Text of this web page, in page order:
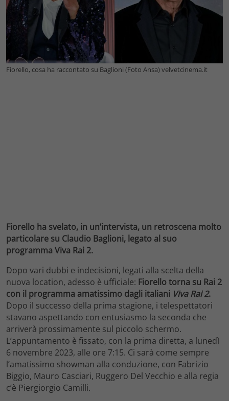
Fiorello, cosa ha raccontato su Baglioni (Foto Ansa) velvetcinema.it
Fiorello ha svelato, in un’intervista, un retroscena molto
particolare su Claudio Baglioni, legato al suo
programma Viva Rai 2.
Dopo vari dubbi e indecisioni, legati alla scelta della
nuova location, adesso è ufficiale: Fiorello torna su Rai 2
con il programma amatissimo dagli italiani Viva Rai 2.
Dopo il successo della prima stagione, i telespettatori
stavano aspettando con entusiasmo la seconda che
arriverà prossimamente sul piccolo schermo.
L’appuntamento è fissato, con la prima diretta, a lunedì
6 novembre 2023, alle ore 7:15. Ci sarà come sempre
l’amatissimo showman alla conduzione, con Fabrizio
Biggio, Mauro Casciari, Ruggero Del Vecchio e alla regia
c’è Piergiorgio Camilli.